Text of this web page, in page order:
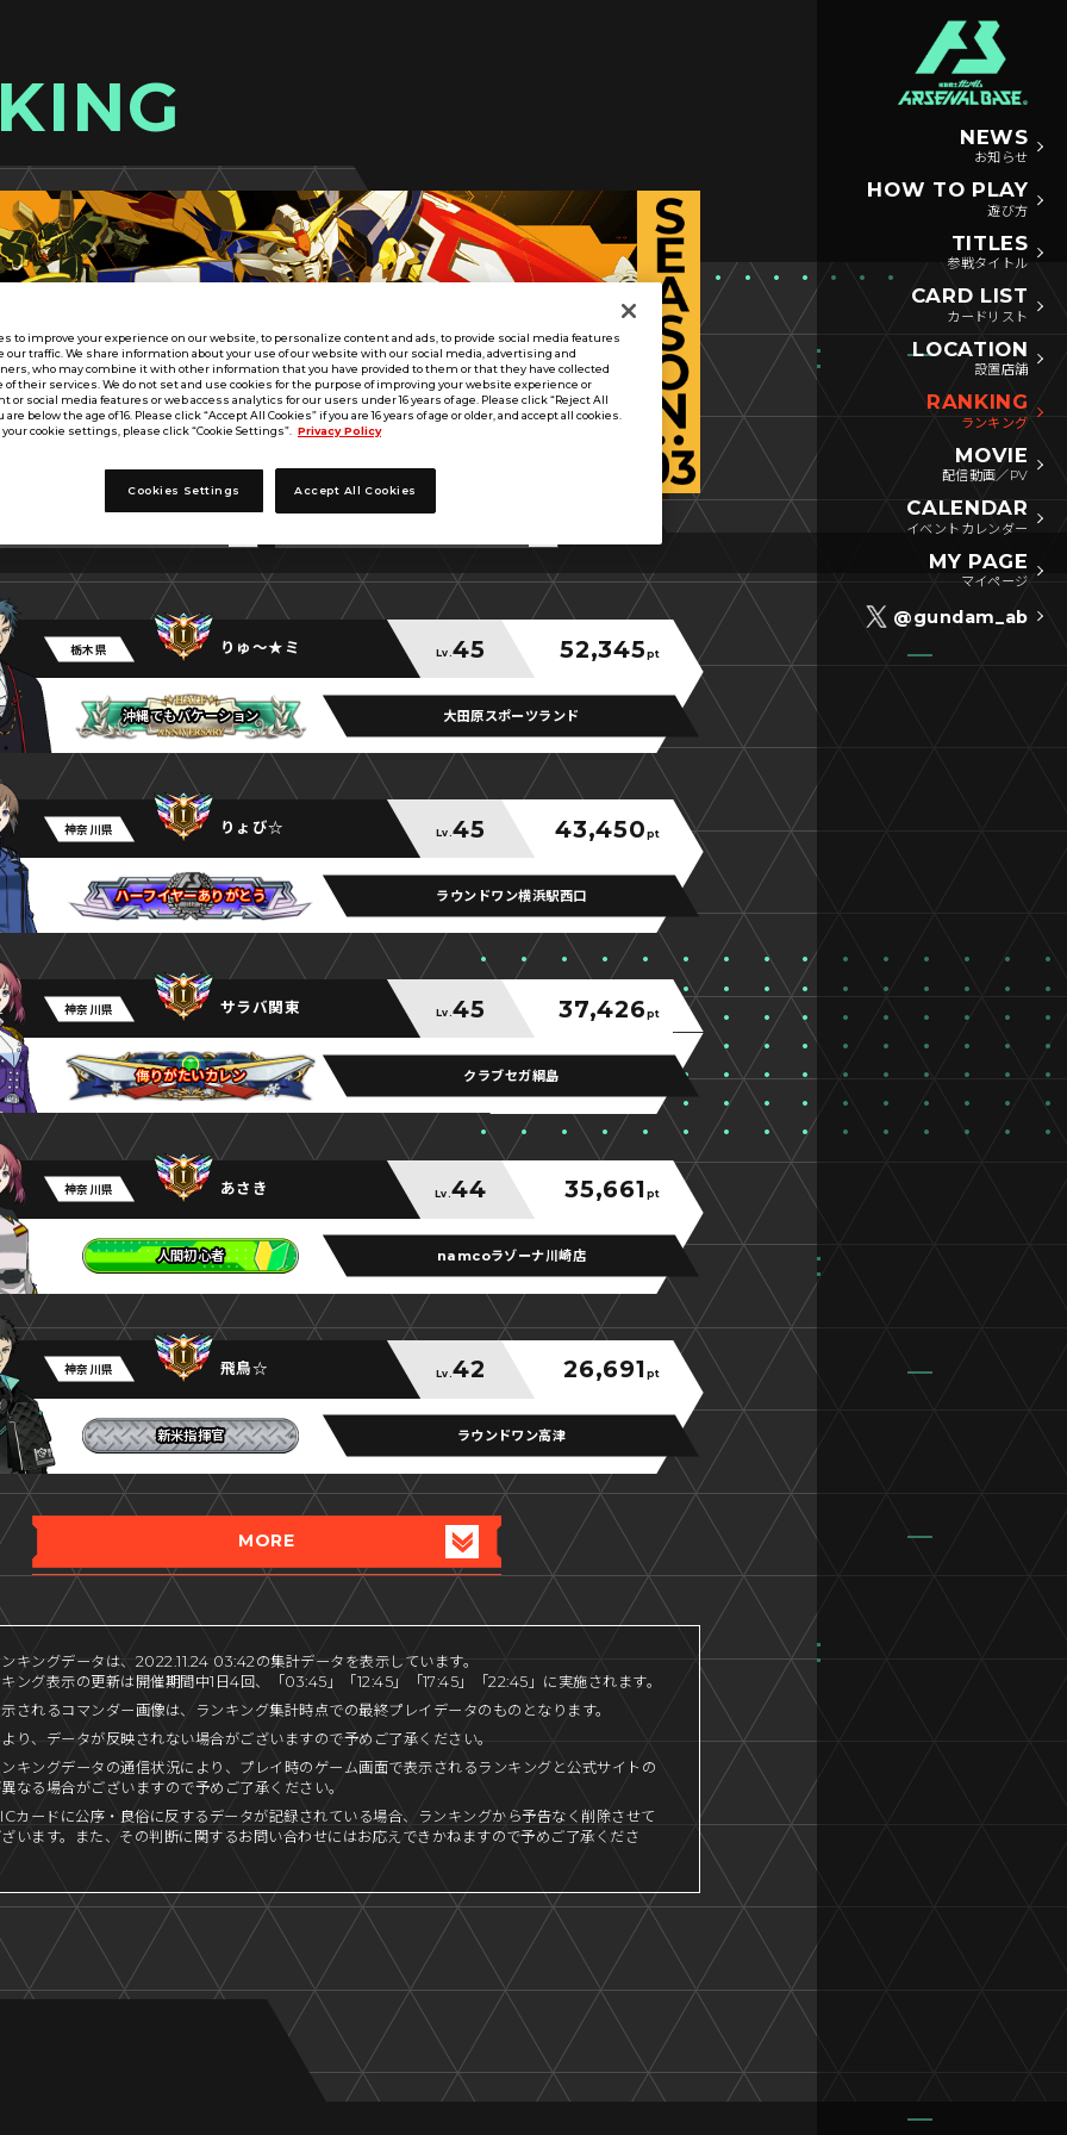
NEWS
お知らせ
HOW TO PLAY
遊び方
TITLES
参戦タイトル
CARD LIST
カードリスト
LOCATION
設置店舗
RANKING
ランキング
MOVIE
配信動画／PV
CALENDAR
イベントカレンダー
MY PAGE
マイページ
@gundam_ab
栃木県 りゅ～★ミ Lv.45 52,345 pt
沖縄でもバケーション
沖縄でもバケーション
沖縄でもバケーション 大田原スポーツランド
神奈川県 りょび☆ Lv.45 43,450 pt
ハーフイヤーありがとう
ハーフイヤーありがとう
ハーフイヤーありがとう ラウンドワン横浜駅西口
神奈川県 サラバ関東 Lv.45 37,426 pt
侮りがたいカレン
侮りがたいカレン
侮りがたいカレン クラブセガ綱島
神奈川県 あさき Lv. 44 35,661 pt
人間初心者
人間初心者
人間初心者 namcoラゾーナ川崎店
神奈川県 飛鳥☆ Lv. 42 26,691 pt
新米指揮官
新米指揮官
新米指揮官 ラウンドワン高津
MORE
キングデータは、2022.11.24 03:42の集計データを表示しています。
ング表示の更新は開催期間中1日4回、「03:45」「12:45」「17:45」「22:45」に実施されます。
されるコマンダー画像は、ランキング集計時点での最終プレイデータのものとなります。
り、データが反映されない場合がございますので予めご了承ください。
キングデータの通信状況により、プレイ時のゲーム画面で表示されるランキングと公式サイトの
なる場合がございますので予めご了承ください。
カードに公序・良俗に反するデータが記録されている場合、ランキングから予告なく削除させて
います。また、その判断に関するお問い合わせにはお応えできかねますので予めご了承くださ
to improve your experience on our website, to personalize content and ads, to provide social media features
our traffic. We share information about your use of our website with our social media, advertising and
who may combine it with other information that you have provided to them or that they have collected
of their services. We do not set and use cookies for the purpose of improving your website experience or
or social media features or web access analytics for our users under 16 years of age. Please click “Reject All
are below the age of 16. Please click “Accept All Cookies” if you are 16 years of age or older, and accept all cookies.
cookie settings, please click “Cookie Settings”.
Privacy Policy
Cookies Settings Accept All Cookies